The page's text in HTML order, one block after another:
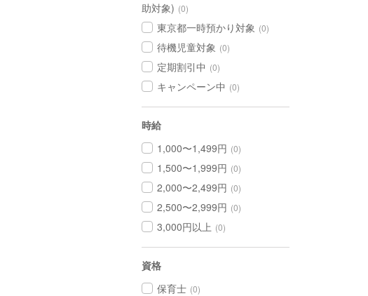
助対象) (0)
東京都一時預かり対象 (0)
待機児童対象 (0)
定期割引中 (0)
キャンペーン中 (0)
時給
1,000〜1,499円 (0)
1,500〜1,999円 (0)
2,000〜2,499円 (0)
2,500〜2,999円 (0)
3,000円以上 (0)
資格
保育士 (0)